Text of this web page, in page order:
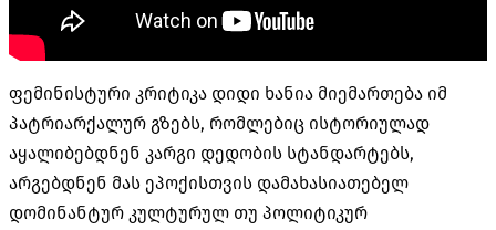
ფემინისტური კრიტიკა დიდი ხანია მიემართება იმ
პატრიარქალურ გზებს, რომლებიც ისტორიულად
აყალიბებდნენ კარგი დედობის სტანდარტებს,
არგებდნენ მას ეპოქისთვის დამახასიათებელ
დომინანტურ კულტურულ თუ პოლიტიკურ